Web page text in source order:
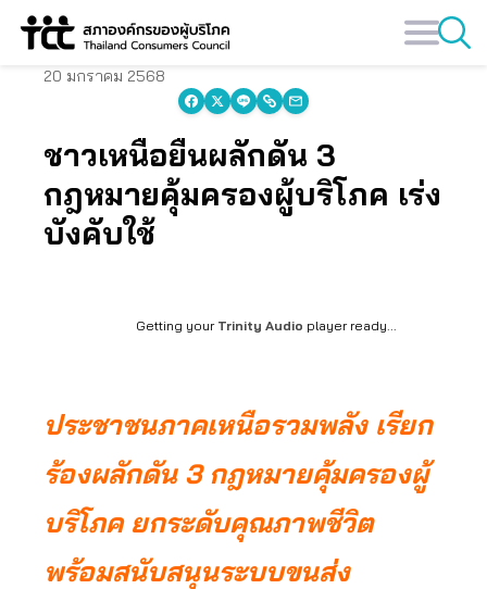
Skip
20 มกราคม 2568
ชาวเหนือยื่นผลักดัน 3
กฎหมายคุ้มครองผู้บริโภค เร่ง
บังคับใช้
Getting your Trinity Audio player ready...
ประชาชนภาคเหนือรวมพลัง เรียก
ร้องผลักดัน 3 กฎหมายคุ้มครองผู้
บริโภค ยกระดับคุณภาพชีวิต
พร้อมสนับสนุนระบบขนส่ง